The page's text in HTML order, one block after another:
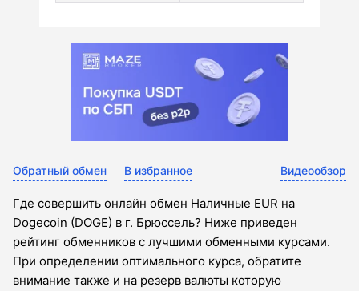
Обратный обмен В избранное Видеообзор
Где совершить онлайн обмен Наличные EUR на
Dogecoin (DOGE) в г. Брюссель? Ниже приведен
рейтинг обменников с лучшими обменными курсами.
При определении оптимального курса, обратите
внимание также и на резерв валюты которую